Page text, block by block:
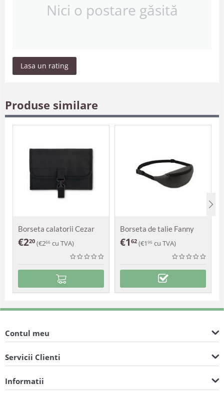
Nici o postare găsită
Lasa un rating
Produse similare
Borseta calatorii Cezar
€220 (€266 cu TVA)
Borseta de talie Fanny
€1 62 (€1 96 cu TVA)
Contul meu
Servicii Clienti
Informatii